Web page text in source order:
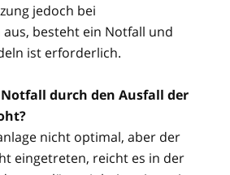
jedoch bei
besteht ein Notfall und
ist erforderlich.
durch den Ausfall der
nicht optimal, aber der
eingetreten, reicht es in der